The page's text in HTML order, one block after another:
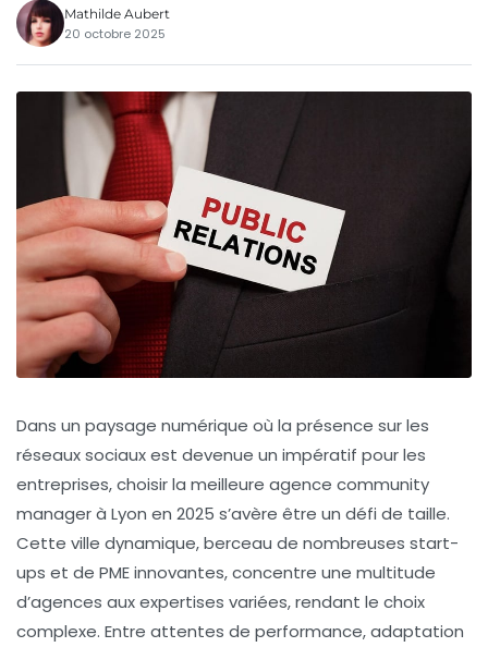
Mathilde Aubert
20 octobre 2025
Dans un paysage numérique où la présence sur les
réseaux sociaux est devenue un impératif pour les
entreprises, choisir la meilleure agence community
manager à Lyon en 2025 s’avère être un défi de taille.
Cette ville dynamique, berceau de nombreuses start-
ups et de PME innovantes, concentre une multitude
d’agences aux expertises variées, rendant le choix
complexe. Entre attentes de performance, adaptation